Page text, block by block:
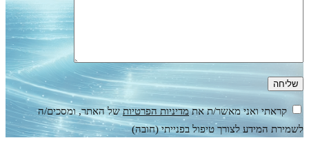
קראתי ואני מאשר/ת אתמדיניות הפרטיותשל האתר, ומסכים/ה
לשמירת המידע לצורך טיפול בפנייתי (חובה)